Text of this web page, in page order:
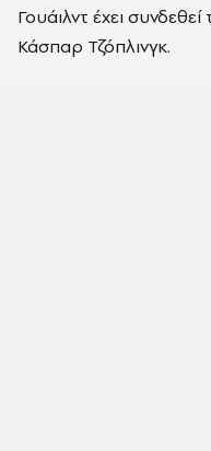
Γουάιλντ έχει
Κάσπαρ Τζόπλινγκ.